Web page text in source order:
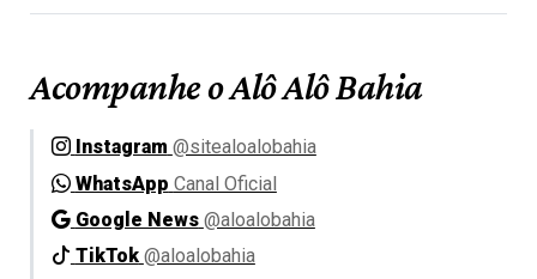
Acompanhe o Alô Alô Bahia
Instagram @sitealoalobahia
WhatsApp Canal Oficial
Google News @aloalobahia
TikTok @aloalobahia